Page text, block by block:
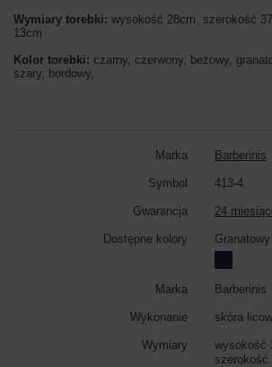
Wymiary torebki: wysokość 28cm, szerokość
13cm
Kolor torebki: czarny, czerwony, beżowy,
szary, bordowy,
Marka Barberinis
Symbol 413-4
Gwarancja 24
Dostępne kolory Granatowy
Marka Barberinis
Wykonanie skóra
Wymiary
wysokość
szerokość